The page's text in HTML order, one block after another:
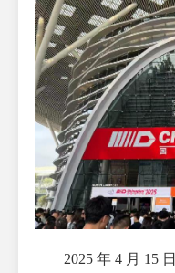
2025 年 4 月 15